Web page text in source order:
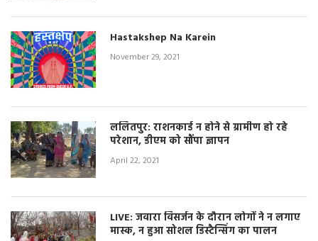
Hastakshep Na Karein
November 29, 2021
ललितपुर: राशनकार्ड न होने से ग्रामीण हो रहे
परेशान, डीएम को सौंपा ज्ञापन
April 22, 2021
LIVE: जवारा विसर्जन के दौरान लोगों ने न लगाए
मास्क, न हुआ सोशल डिस्टैन्सिंग का पालन